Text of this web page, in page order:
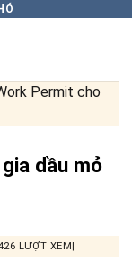
Permit cho
dầu mỏ
LƯỢT XEM|